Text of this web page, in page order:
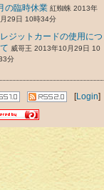
の臨時休業 紅蜘蛛 2013年
29日 10時34分
ジットカードの使用につ
威哥王 2013年10月29日 10
分
[Login]